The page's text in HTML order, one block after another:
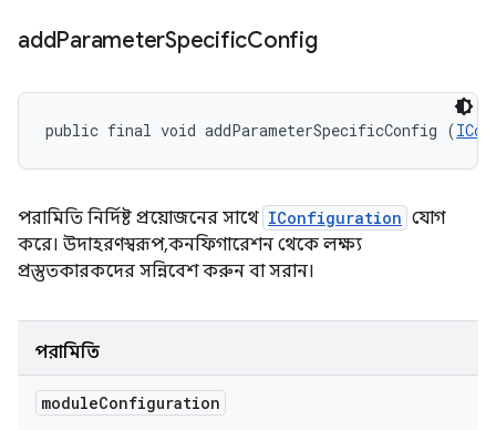
addParameterSpecificConfig
public final void addParameterSpecificConfig (
পরামিতি নির্দিষ্ট প্রয়োজনের সাথে IConfiguration যোগ
করে। উদাহরণস্বরূপ, কনফিগারেশন থেকে লক্ষ্য
প্রস্তুতকারকদের সন্নিবেশ করুন বা সরান।
পরামিতি
moduleConfiguration